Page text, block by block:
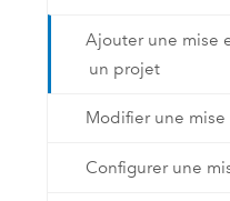
Ajouter une mise
un projet
Modifier une
Configurer une